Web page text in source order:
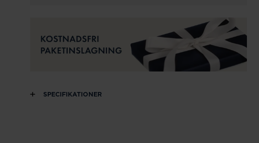
SPECIFIKATIONER